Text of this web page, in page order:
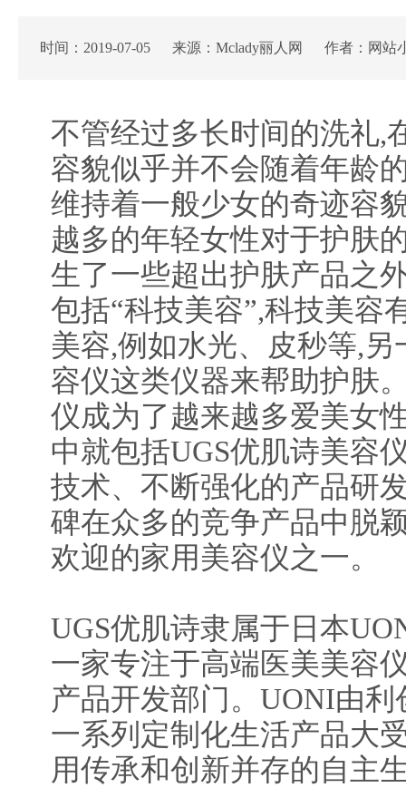
时间：2019-07-05 来源：Mclady丽人网 作者：网站
不管经过多长时间的洗礼,
容貌似乎并不会随着年龄
维持着一般少女的奇迹容
越多的年轻女性对于护肤
生了一些超出护肤产品之
包括“科技美容”,科技美容
美容,例如水光、皮秒等,
容仪这类仪器来帮助护肤
仪成为了越来越多爱美女
中就包括UGS优肌诗美容
技术、不断强化的产品研
碑在众多的竞争产品中脱
欢迎的家用美容仪之一。
UGS优肌诗隶属于日本
一家专注于高端医美美容
产品开发部门。UONI由利
一系列定制化生活产品大
用传承和创新并存的自主